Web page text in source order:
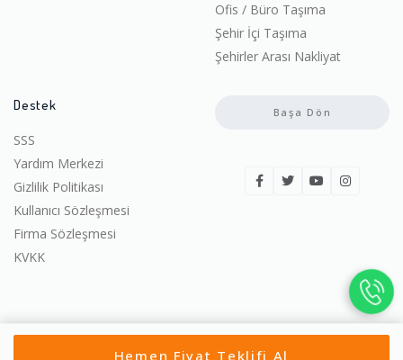
Hemen Fiyat Teklifi Al
Ofis / Büro Taşıma
Şehir İçi Taşıma
Şehirler Arası Nakliyat
Destek
SSS
Yardım Merkezi
Gizlilik Politikası
Kullanıcı Sözleşmesi
Firma Sözleşmesi
KVKK
Başa Dön
© 2022-2026 Ucuza Taşın. | Tüm hakları saklıdır.